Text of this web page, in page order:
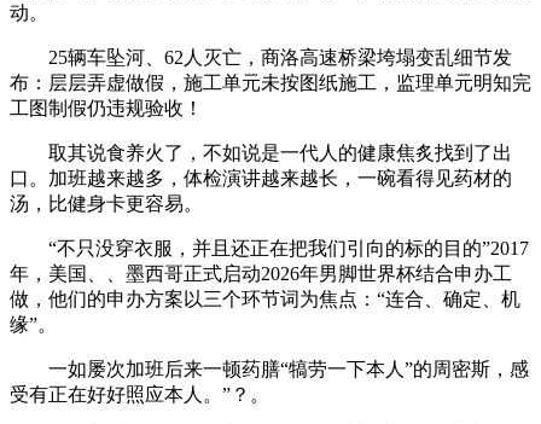
动。
25辆车坠河、62人灭亡，商洛高速桥梁垮塌变乱细节发
布：层层弄虚做假，施工单元未按图纸施工，监理单元明知完
工图制假仍违规验收！
取其说食养火了，不如说是一代人的健康焦炙找到了出
口。加班越来越多，体检演讲越来越长，一碗看得见药材的
汤，比健身卡更容易。
“不只没穿衣服，并且还正在把我们引向的标的目的”2017
年，美国、、墨西哥正式启动2026年男脚世界杯结合申办工
做，他们的申办方案以三个环节词为焦点：“连合、确定、机
缘”。
一如屡次加班后来一顿药膳“犒劳一下本人”的周密斯，感
受有正在好好照应本人。”？。